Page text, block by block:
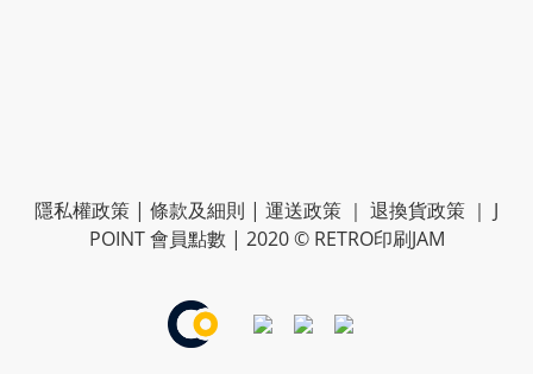
隱私權政策 | 條款及細則 | 運送政策 ｜ 退換貨政策 ｜ J
POINT 會員點數 | 2020 © RETRO印刷JAM